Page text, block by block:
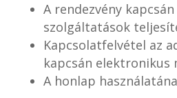
A rendezvény
szolgáltatások
Kapcsolatfelvétel az
kapcsán elektronikus
A honlap